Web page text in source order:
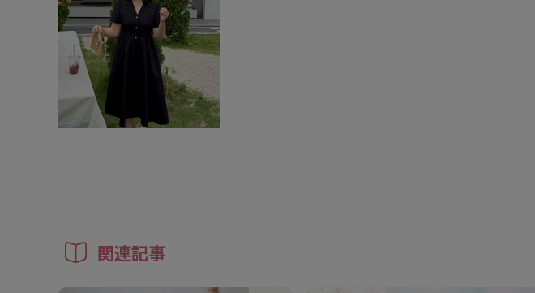
関連記事